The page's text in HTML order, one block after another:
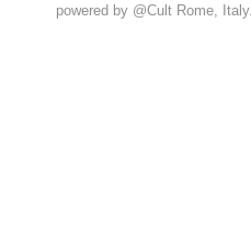
powered by @Cult Rome, Italy.